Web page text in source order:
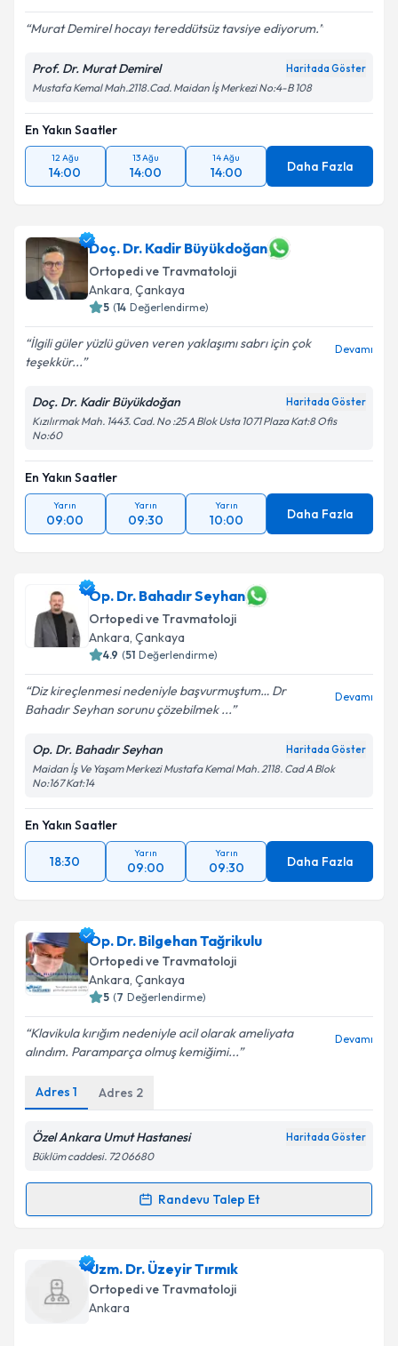
Kişisel verilerimin işlenmesine ilişkinAydınlatma
kapsamda işlenmesini kabul ediyorum.
Takvim Talebini Gönder
Murat Demirel hocayı tereddütsüz tavsiye ediyorum.
Prof. Dr. Murat Demirel Haritada Göster
Mustafa Kemal Mah.2118.Cad. Maidan İş Merkezi No:4-B 108
En Yakın Saatler
12 Ağu
14:00
13 Ağu
14:00
14 Ağu
14:00 Daha Fazla
Doç. Dr. Kadir Büyükdoğan
Ortopedi ve Travmatoloji
Ankara, Çankaya
5 (14 Değerlendirme)
İlgili güler yüzlü güven veren yaklaşımı sabrı için çok
teşekkür...
Devamı
Doç. Dr. Kadir Büyükdoğan Haritada Göster
Kızılırmak Mah. 1443. Cad. No :25 A Blok Usta 1071 Plaza Kat:8 Ofis
No:60
En Yakın Saatler
Yarın
09:00
Yarın
09:30
Yarın
10:00 Daha Fazla
Op. Dr. Bahadır Seyhan
Ortopedi ve Travmatoloji
Ankara, Çankaya
4.9 (51 Değerlendirme)
Diz kireçlenmesi nedeniyle başvurmuştum… Dr
Bahadır Seyhan sorunu çözebilmek ...
Devamı
Op. Dr. Bahadır Seyhan Haritada Göster
Maidan İş Ve Yaşam Merkezi Mustafa Kemal Mah. 2118. Cad A Blok
No:167 Kat:14
En Yakın Saatler
18:30
Yarın
09:00
Yarın
09:30 Daha Fazla
Op. Dr. Bilgehan Tağrikulu
Ortopedi ve Travmatoloji
Ankara, Çankaya
5 (7 Değerlendirme)
Klavikula kırığım nedeniyle acil olarak ameliyata
alındım. Paramparça olmuş kemiğimi...
Devamı
Adres 1 Adres 2
Özel Ankara Umut Hastanesi Haritada Göster
Büklüm caddesi. 72 06680
Randevu Talep Et
Randevu Takvimi Talebi
Op. Dr. Bilgehan Tağrikuluiçin randevu takvimi
talebi oluşturun. Size bu uzmandan randevu almanız
için bir takvim hazırlandığında e-posta ile
Uzm. Dr. Üzeyir Tırmık
Ortopedi ve Travmatoloji
Ankara